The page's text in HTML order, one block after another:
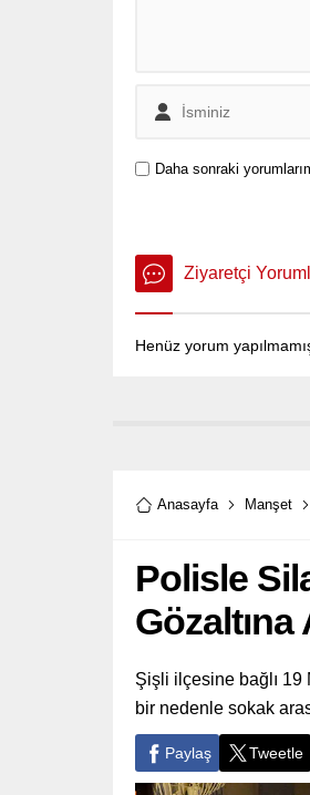
Daha sonraki
Ziyaretçi
Henüz yorum
Anasayfa Manşet
Polisle
Gözaltına
Şişli ilçesine bağlı 19
bir nedenle sokak
Paylaş Tweetle